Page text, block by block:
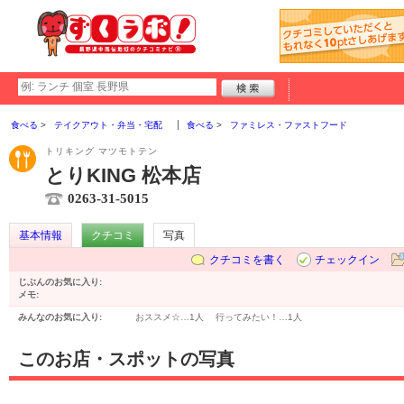
食べる テイクアウト・弁当・宅配 食べる ファミレス・ファストフード
トリキング マツモトテン
とりKING 松本店
0263-31-5015
基本情報 クチコミ
写真
クチコミを書く
チェックイン
じぶんのお気に入り:
メモ:
みんなのお気に入り: おススメ☆… 1人 行ってみたい！… 1人
このお店・スポットの写真